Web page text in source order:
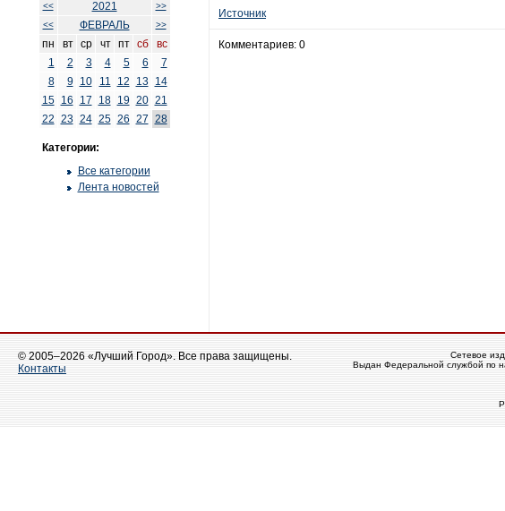
<< 2021
>>
<<
ФЕВРАЛЬ >>
пн вт ср чт пт сб
вс
1
2 3 4 5 6
7
8
9 10 11 12 13
14
15
16 17 18 19 20 21
22 23 24 25 26 27 28
Категории:
Все категории
Лента новостей
Источник
Комментариев: 0
© 2005–2026 «Лучший Город». Все права защищены.
Контакты
Сетевое
Выдан Федеральной службой по